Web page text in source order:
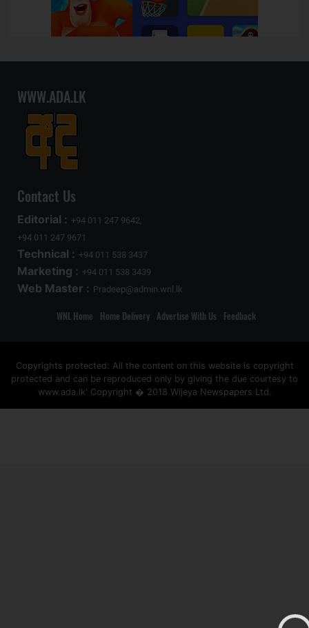
WWW.ADA.LK
Contact Us
Editorial : +94 011 247 9642,
+94 011 247 9671
Technical : +94 011 538 3437
Marketing : +94 011 538 3439
Web Master : Pradeep@admin.wnl.lk
WNL Home Home Delivery Advertise With Us Feedback
Copyrights protected: All the content on this website is copyright
protected and can be reproduced only by giving the due courtesy to
www.ada.lk' Copyright � 2018 Wijeya Newspapers Ltd.